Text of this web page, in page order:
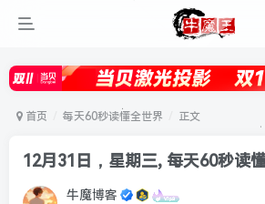
首页 每天60秒读懂全世界 正文
12月31日，星期三, 每天60秒读
牛魔博客